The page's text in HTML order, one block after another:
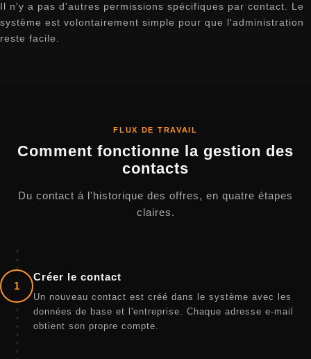
Il n'y a pas d'autres permissions spécifiques par contact. Le
système est volontairement simple pour que l'administration
reste facile.
FLUX DE TRAVAIL
Comment fonctionne la gestion des
contacts
Du contact à l'historique des offres, en quatre étapes
claires.
1
Créer le contact
Un nouveau contact est créé dans le système avec les
données de base et l'entreprise. Chaque adresse e-mail
obtient son propre compte.